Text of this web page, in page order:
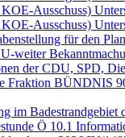
Ausschuss)
Ausschuss)
für den
weiter
der CDU, SPD,
Fraktion BÜNDNIS
im
Ö 10.1